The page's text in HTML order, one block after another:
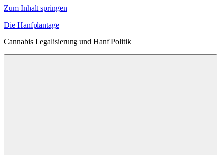
Zum Inhalt springen
Die Hanfplantage
Cannabis Legalisierung und Hanf Politik